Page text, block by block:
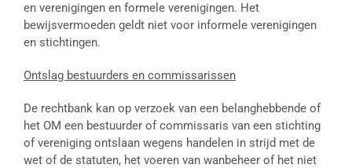
en verenigingen en formele verenigingen. Het
bewijsvermoeden geldt niet voor informele verenigingen
en stichtingen.
Ontslag bestuurders en commissarissen
De rechtbank kan op verzoek van een belanghebbende of
het OM een bestuurder of commissaris van een stichting
of vereniging ontslaan wegens handelen in strijd met de
wet of de statuten, het voeren van wanbeheer of het niet